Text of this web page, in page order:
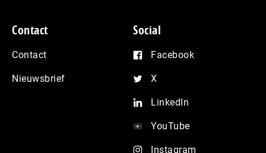
Contact
Contact
Nieuwsbrief
Social
Facebook
X
LinkedIn
YouTube
Instagram